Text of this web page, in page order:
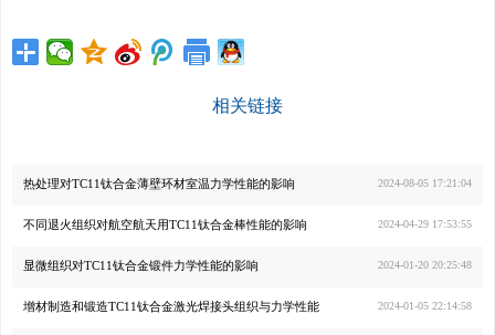
相关链接
2024-08-05 17:21:04
热处理对TC11钛合金薄壁环材室温力学性能的影响
2024-04-29 17:53:55
不同退火组织对航空航天用TC11钛合金棒性能的影响
2024-01-20 20:25:48
显微组织对TC11钛合金锻件力学性能的影响
2024-01-05 22:14:58
增材制造和锻造TC11钛合金激光焊接头组织与力学性能